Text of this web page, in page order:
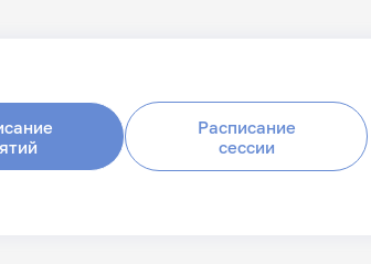
Расписание
сессии